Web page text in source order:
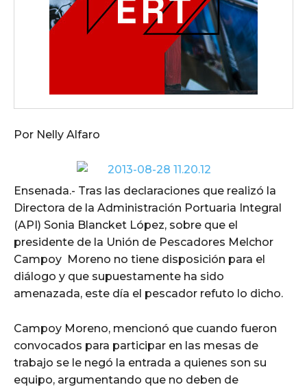
Por Nelly Alfaro
Ensenada.- Tras las declaraciones que realizó la
Directora de la Administración Portuaria Integral
(API) Sonia Blancket López, sobre que el
presidente de la Unión de Pescadores Melchor
Campoy Moreno no tiene disposición para el
diálogo y que supuestamente ha sido
amenazada, este día el pescador refuto lo dicho.
Campoy Moreno, mencionó que cuando fueron
convocados para participar en las mesas de
trabajo se le negó la entrada a quienes son su
equipo, argumentando que no deben de